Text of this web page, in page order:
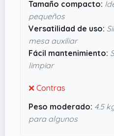
ambientes acogedores y
limpiar y no pesa mucho (
no es un drama. Desde
para quien valora lo
complicaciones. Sin
buscas algo con
Tamaño compacto:
pequeños
Versatilidad de uso:
mesa auxiliar
Fácil mantenimiento:
limpiar
❌ Contras
Peso moderado: 4.5
para algunos